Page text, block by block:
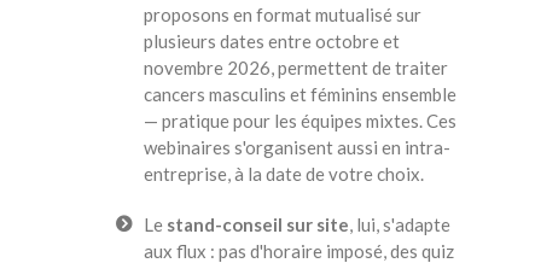
proposons en format mutualisé sur
plusieurs dates entre octobre et
novembre 2026, permettent de traiter
cancers masculins et féminins ensemble
— pratique pour les équipes mixtes. Ces
webinaires s'organisent aussi en intra-
entreprise, à la date de votre choix.
Le stand-conseil sur site, lui, s'adapte
aux flux : pas d'horaire imposé, des quiz